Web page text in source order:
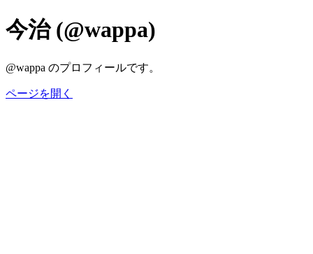
今治 (@wappa)
@wappa のプロフィールです。
ページを開く